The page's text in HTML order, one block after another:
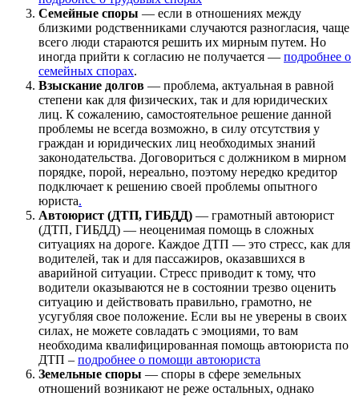
Семейные споры — если в отношениях между
близкими родственниками случаются разногласия, чаще
всего люди стараются решить их мирным путем. Но
иногда прийти к согласию не получается — подробнее о
семейных спорах.
Взыскание долгов — проблема, актуальная в равной
степени как для физических, так и для юридических
лиц. К сожалению, самостоятельное решение данной
проблемы не всегда возможно, в силу отсутствия у
граждан и юридических лиц необходимых знаний
законодательства. Договориться с должником в мирном
порядке, порой, нереально, поэтому нередко кредитор
подключает к решению своей проблемы опытного
юриста.
Автоюрист (ДТП, ГИБДД) — грамотный автоюрист
(ДТП, ГИБДД) — неоценимая помощь в сложных
ситуациях на дороге. Каждое ДТП — это стресс, как для
водителей, так и для пассажиров, оказавшихся в
аварийной ситуации. Стресс приводит к тому, что
водители оказываются не в состоянии трезво оценить
ситуацию и действовать правильно, грамотно, не
усугубляя свое положение. Если вы не уверены в своих
силах, не можете совладать с эмоциями, то вам
необходима квалифицированная помощь автоюриста по
ДТП – подробнее о помощи автоюриста
Земельные споры — споры в сфере земельных
отношений возникают не реже остальных, однако